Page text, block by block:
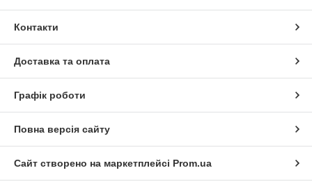
Контакти
Доставка та оплата
Графік роботи
Повна версія сайту
Сайт створено на маркетплейсі Prom.ua